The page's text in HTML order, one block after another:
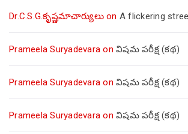
Dr.C.S.G.కృష్ణమాచార్యులుon A flickering
Prameela Suryadevara on విషమ పరీక్ష (క‌థ‌)
Prameela Suryadevara on విషమ పరీక్ష (క‌థ‌)
Prameela Suryadevara on విషమ పరీక్ష (క‌థ‌)